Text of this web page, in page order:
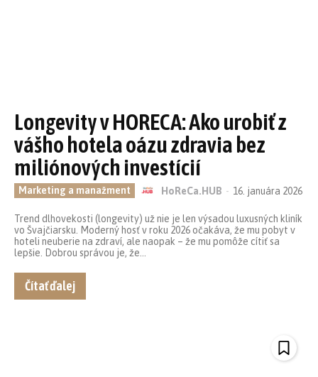
Longevity v HORECA: Ako urobiť z
vášho hotela oázu zdravia bez
miliónových investícií
Marketing a manažment HoReCa.HUB - 16. januára 2026
Trend dlhovekosti (longevity) už nie je len výsadou luxusných kliník
vo Švajčiarsku. Moderný hosť v roku 2026 očakáva, že mu pobyt v
hoteli neuberie na zdraví, ale naopak – že mu pomôže cítiť sa
lepšie. Dobrou správou je, že...
Čítať ďalej